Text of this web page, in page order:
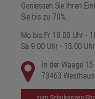
Geniessen Sie Ihren
Sie bis zu 70%.
Mo bis Fr 10.00 Uhr -
Sa 9.00 Uhr - 13.00 Uhr
In der Waage 15
73463